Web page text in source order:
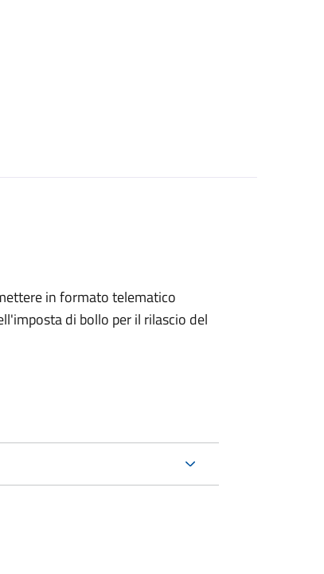
in formato telematico
di bollo per il rilascio del